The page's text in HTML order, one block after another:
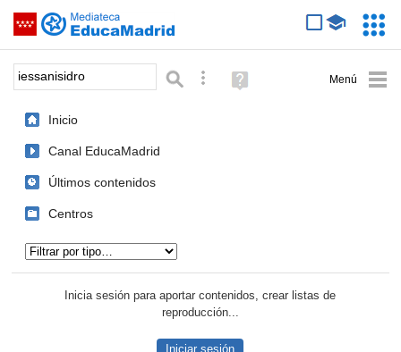
Saltar navegación
Palabra o frase: Búsqueda avanzada
Ayuda
(en
Inicio
Canal EducaMadrid
Últimos contenidos
Centros
Inicia sesión para aportar contenidos, crear listas de
reproducción...
Iniciar sesión